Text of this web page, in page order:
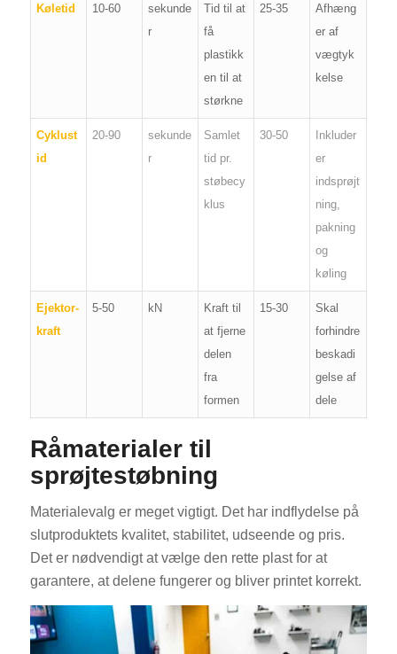
Køletid 10-60
sekunde
r
Tid til at
få
plastikk
en til at
størkne
25-35
Afhæng
er af
vægtyk
kelse
Cyklust
id
20-90
sekunde
r
Samlet
tid pr.
støbecy
klus
30-50
Inkluder
er
indsprøjt
ning,
pakning
og
køling
Ejektor-
kraft
5-50 kN
Kraft til
at fjerne
delen
fra
formen
15-30
Skal
forhindre
beskadi
gelse af
dele
Råmaterialer til
sprøjtestøbning
Materialevalg er meget vigtigt. Det har indflydelse på
slutproduktets kvalitet, stabilitet, udseende og pris.
Det er nødvendigt at vælge den rette plast for at
garantere, at delene fungerer og bliver printet korrekt.